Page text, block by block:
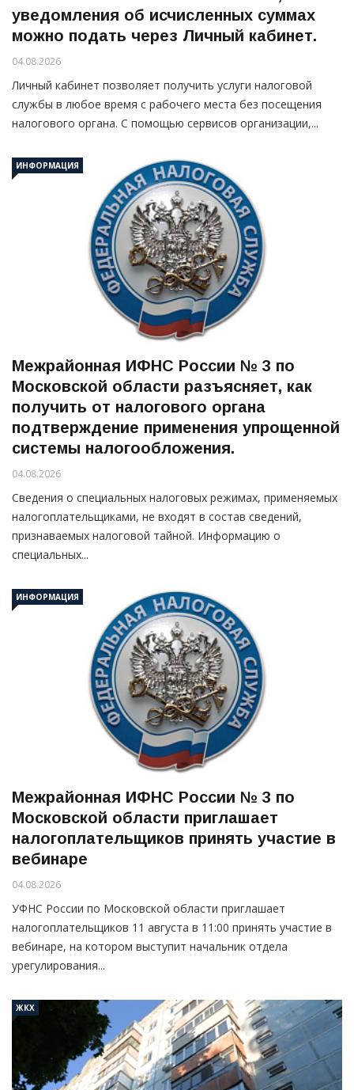
уведомления об исчисленных суммах
можно подать через Личный кабинет.
04.08.2026
Личный кабинет позволяет получить услуги налоговой
службы в любое время с рабочего места без посещения
налогового органа. С помощью сервисов организации,...
ИНФОРМАЦИЯ
Межрайонная ИФНС России № 3 по
Московской области разъясняет, как
получить от налогового органа
подтверждение применения упрощенной
системы налогообложения.
04.08.2026
Сведения о специальных налоговых режимах, применяемых
налогоплательщиками, не входят в состав сведений,
признаваемых налоговой тайной. Информацию о
специальных...
ИНФОРМАЦИЯ
Межрайонная ИФНС России № 3 по
Московской области приглашает
налогоплательщиков принять участие в
вебинаре
04.08.2026
УФНС России по Московской области приглашает
налогоплательщиков 11 августа в 11:00 принять участие в
вебинаре, на котором выступит начальник отдела
урегулирования...
ЖКХ